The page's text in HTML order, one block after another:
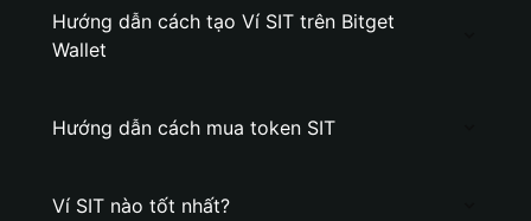
Hướng dẫn cách tạo Ví SIT trên Bitget
Wallet
Hướng dẫn cách mua token SIT
Ví SIT nào tốt nhất?